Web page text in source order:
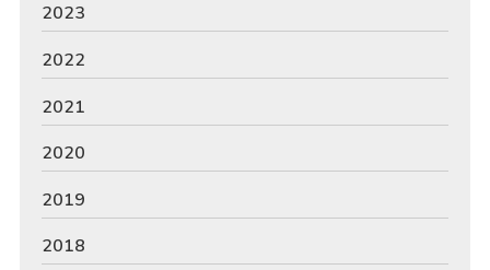
2023
2022
2021
2020
2019
2018